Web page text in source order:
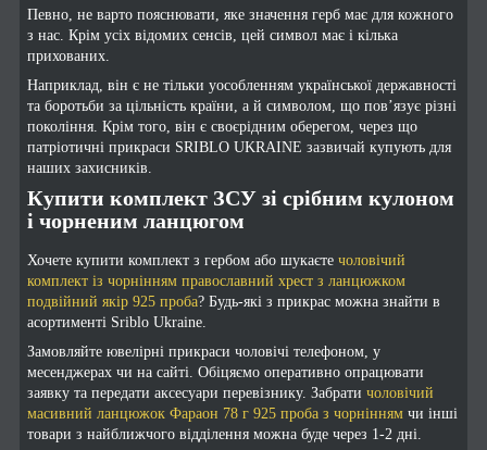
Певно, не варто пояснювати, яке значення герб має для кожного
з нас. Крім усіх відомих сенсів, цей символ має і кілька
прихованих.
Наприклад, він є не тільки уособленням української державності
та боротьби за цільність країни, а й символом, що пов’язує різні
покоління. Крім того, він є своєрідним оберегом, через що
патріотичні прикраси SRIBLO UKRAINE зазвичай купують для
наших захисників.
Купити комплект ЗСУ зі срібним кулоном
і чорненим ланцюгом
Хочете купити комплект з гербом або шукаєте чоловічий
комплект із чорнінням православний хрест з ланцюжком
подвійний якір 925 проба? Будь-які з прикрас можна знайти в
асортименті Sriblo Ukraine.
Замовляйте ювелірні прикраси чоловічі телефоном, у
месенджерах чи на сайті. Обіцяємо оперативно опрацювати
заявку та передати аксесуари перевізнику. Забрати чоловічий
масивний ланцюжок Фараон 78 г 925 проба з чорнінням чи інші
товари з найближчого відділення можна буде через 1-2 дні.